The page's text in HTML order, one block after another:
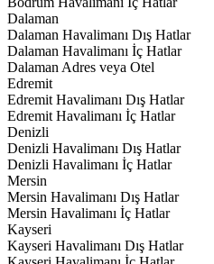
Dalaman
Dalaman Havalimanı Dış Hatlar
Dalaman Havalimanı İç Hatlar
Dalaman Adres veya Otel
Edremit
Edremit Havalimanı Dış Hatlar
Edremit Havalimanı İç Hatlar
Denizli
Denizli Havalimanı Dış Hatlar
Denizli Havalimanı İç Hatlar
Mersin
Mersin Havalimanı Dış Hatlar
Mersin Havalimanı İç Hatlar
Kayseri
Kayseri Havalimanı Dış Hatlar